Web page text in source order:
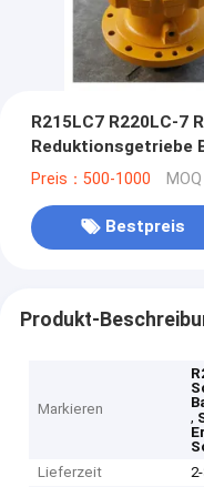
R215LC7 R220LC-7
Reduktionsgetriebe
39N6-12101 39N6-
Preis：500-1000 MOQ
Bestpreis
Produkt-
Markieren
,
Lieferzeit